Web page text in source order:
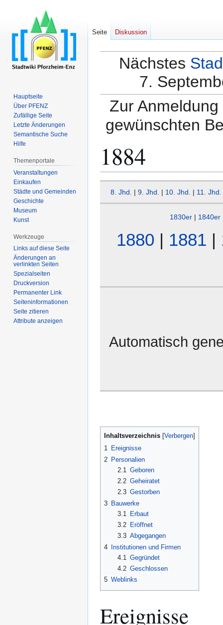
Nächstes
7.
Zur
gewünschten
1884
Navigation
Suche
8. Jhd. | 9. Jhd. | 10. Jhd. | 11. Jhd.
1830er | 1840er
1880 | 1881 |
Automatisch
Inhaltsverzeichnis
1 Ereignisse
2 Personalien
2.1 Geboren
2.2 Geheiratet
2.3 Gestorben
3 Bauwerke
3.1
Erbaut
3.2
Eröffnet
3.3 Abgegangen
4 Institutionen und Firmen
4.1 Gegründet
4.2 Geschlossen
5 Weblinks
Ereignisse
Seite Diskussion
Hauptseite
Über PFENZ
Zufällige Seite
Letzte Änderungen
Semantische Suche
Hilfe
Themenportale
Veranstaltungen
Einkaufen
Städte und Gemeinden
Geschichte
Museum
Kunst
Werkzeuge
Links auf diese Seite
Änderungen an
verlinkten Seiten
Spezialseiten
Druckversion
Permanenter Link
Seiten­­informationen
Seite zitieren
Attribute anzeigen